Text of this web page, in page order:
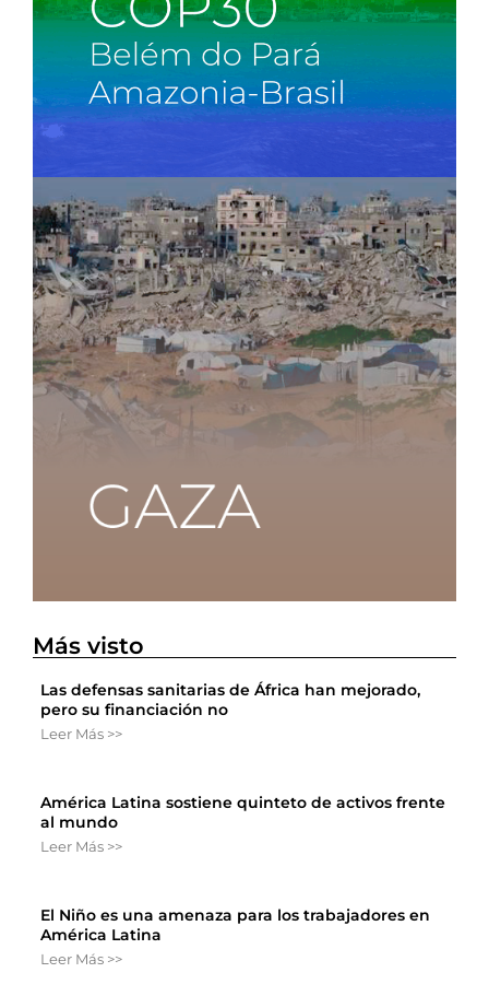
Más visto
Las defensas sanitarias de África han mejorado,
pero su financiación no
Leer Más >>
América Latina sostiene quinteto de activos frente
al mundo
Leer Más >>
El Niño es una amenaza para los trabajadores en
América Latina
Leer Más >>